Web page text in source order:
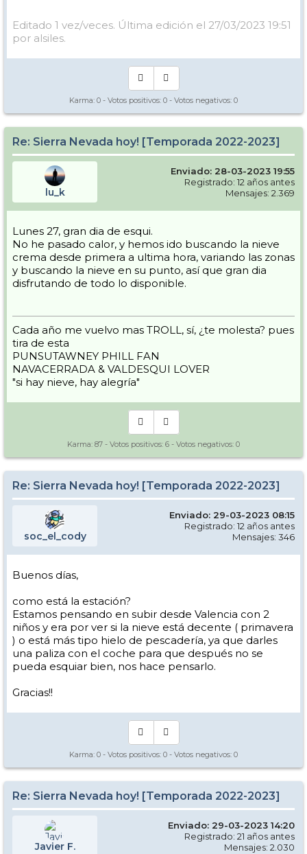
Editado 1 vez/veces. Última edición el 27/03/2023 19:51
por alsiles.
Karma: 0 - Votos positivos: 0 - Votos negativos: 0
Re: Sierra Nevada hoy! [Temporada 2022-2023]
lu_k
Enviado: 28-03-2023 19:55
Registrado: 12 años antes
Mensajes: 2.369
Lunes 27, gran dia de esqui.
No he pasado calor, y hemos ido buscando la nieve
crema desde primera a ultima hora, variando las zonas
y buscando la nieve en su punto, así que gran dia
disfrutando de todo lo disponible.
Cada año me vuelvo mas TROLL, sí, ¿te molesta? pues
tira de esta
PUNSUTAWNEY PHILL FAN
NAVACERRADA & VALDESQUI LOVER
"si hay nieve, hay alegría"
Karma: 87 - Votos positivos: 6 - Votos negativos: 0
Re: Sierra Nevada hoy! [Temporada 2022-2023]
soc_el_cody
Enviado: 29-03-2023 08:15
Registrado: 12 años antes
Mensajes: 346
Buenos días,
como está la estación?
Estamos pensando en subir desde Valencia con 2
niños y era por ver si la nieve está decente ( primavera
) o está más tipo hielo de pescadería, ya que darles
una paliza con el coche para que después no se
pueda esquiar bien, nos hace pensarlo.
Gracias!!
Karma: 0 - Votos positivos: 0 - Votos negativos: 0
Re: Sierra Nevada hoy! [Temporada 2022-2023]
Javier F.
Enviado: 29-03-2023 14:20
Registrado: 21 años antes
Mensajes: 2.030